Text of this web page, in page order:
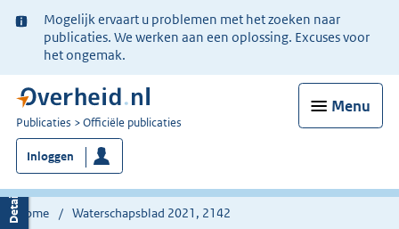
Ter
informatie:
Mogelijk ervaart u problemen met het zoeken naar
publicaties. We werken aan een oplossing. Excuses voor
het ongemak.
Menu
U
bent
nu
hier:
Publicaties Officiële publicaties
Inloggen
Home Waterschapsblad 2021, 2142